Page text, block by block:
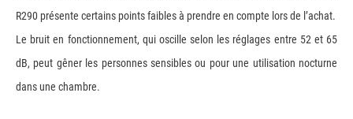
R290 présente certains points faibles à prendre en compte lors de l’achat.
Le bruit en fonctionnement, qui oscille selon les réglages entre 52 et 65
dB, peut gêner les personnes sensibles ou pour une utilisation nocturne
dans une chambre.